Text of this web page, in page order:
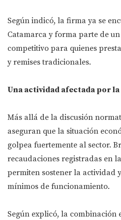
Según indicó, la firma ya se
Catamarca y forma parte de
competitivo para quienes
y remises tradicionales.
Una actividad afectada por
Más allá de la discusión
aseguran que la situación
golpea fuertemente al sector.
recaudaciones registradas en
permiten sostener la actividad
mínimos de funcionamiento.
Según explicó, la combinación